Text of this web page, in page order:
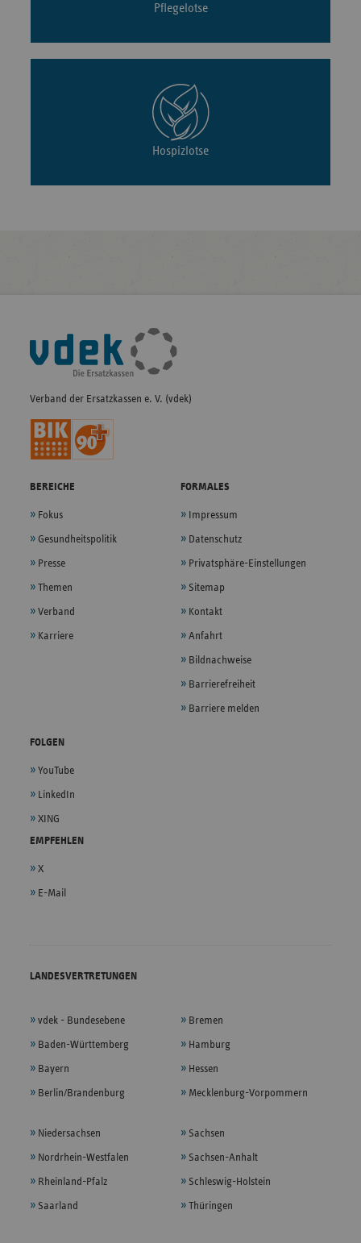
Pflegelotse
Hospizlotse
Fußleisten-
Navigation
Verband der Ersatzkassen e. V. (vdek)
BEREICHE
Fokus
Gesundheitspolitik
Presse
Themen
Verband
Karriere
FORMALES
Impressum
Datenschutz
Privatsphäre-Einstellungen
Sitemap
Kontakt
Anfahrt
Bildnachweise
Barrierefreiheit
Barriere melden
FOLGEN
YouTube
LinkedIn
XING
EMPFEHLEN
X
E-Mail
LANDESVERTRETUNGEN
vdek - Bundesebene
Baden-Württemberg
Bayern
Berlin/Brandenburg
Bremen
Hamburg
Hessen
Mecklenburg-Vorpommern
Niedersachsen
Nordrhein-Westfalen
Rheinland-Pfalz
Saarland
Sachsen
Sachsen-Anhalt
Schleswig-Holstein
Thüringen